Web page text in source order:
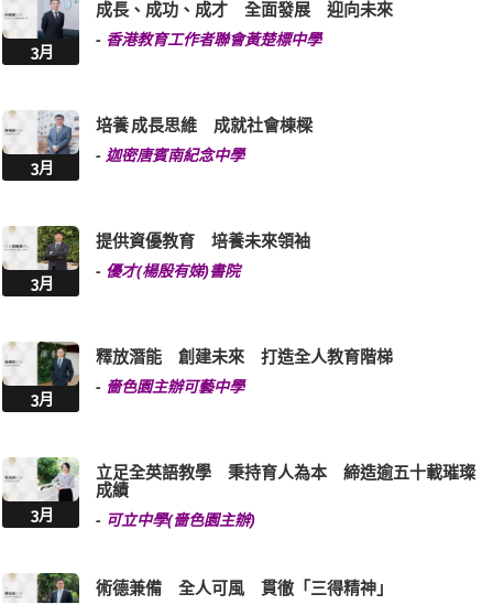
3月
成長、成功、成才 全面發展 迎向未來
- 香港教育工作者聯會黃楚標中學
3月
培養 成長思維 成就社會棟樑
- 迦密唐賓南紀念中學
3月
提供資優教育 培養未來領袖
- 優才(楊殷有娣)書院
3月
釋放潛能 創建未來 打造全人教育階梯
- 嗇色園主辦可藝中學
3月
立足全英語教學 秉持育人為本 締造逾五十載璀璨
成績
- 可立中學(嗇色園主辦)
術德兼備 全人可風 貫徹「三得精神」